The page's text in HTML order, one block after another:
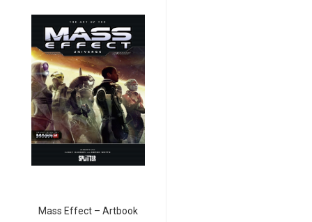
Mass Effect – Artbook